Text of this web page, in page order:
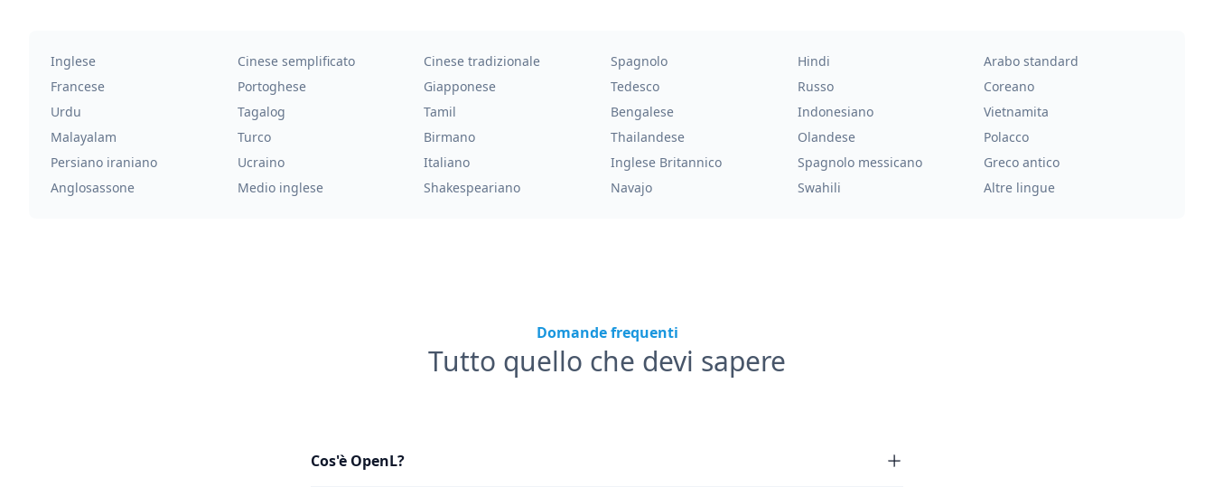
Inglese Cinese semplificato Cinese tradizionale Spagnolo Hindi
Arabo standard
Francese
Portoghese Giapponese Tedesco Russo
Coreano
Urdu
Tagalog Tamil Bengalese Indonesiano
Vietnamita
Malayalam
Turco Birmano Thailandese Olandese
Polacco
Persiano iraniano
Ucraino Italiano Inglese Britannico Spagnolo messicano
Greco antico
Anglosassone
Medio inglese Shakespeariano Navajo Swahili Altre lingue
Domande frequenti
Tutto quello che devi sapere
Cos'è OpenL?